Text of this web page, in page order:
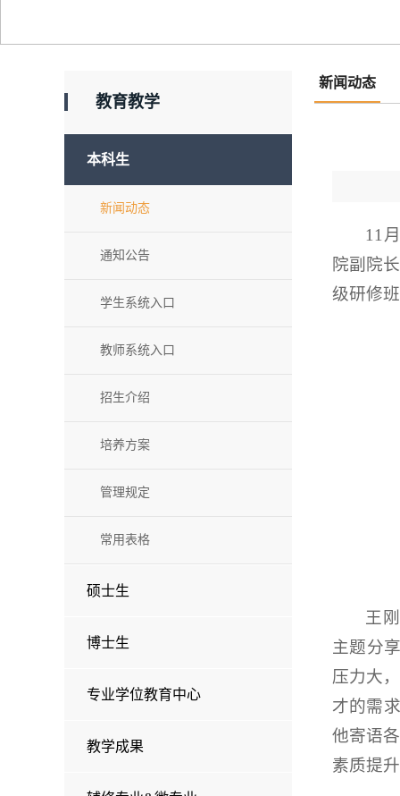
教育教学
本科生
新闻动态
通知公告
学生系统入口
教师系统入口
招生介绍
培养方案
管理规定
常用表格
硕士生
博士生
专业学位教育中心
教学成果
新闻动态
11
院副院
级研修
王
主题分
压力大
才的需
他寄语
素质提